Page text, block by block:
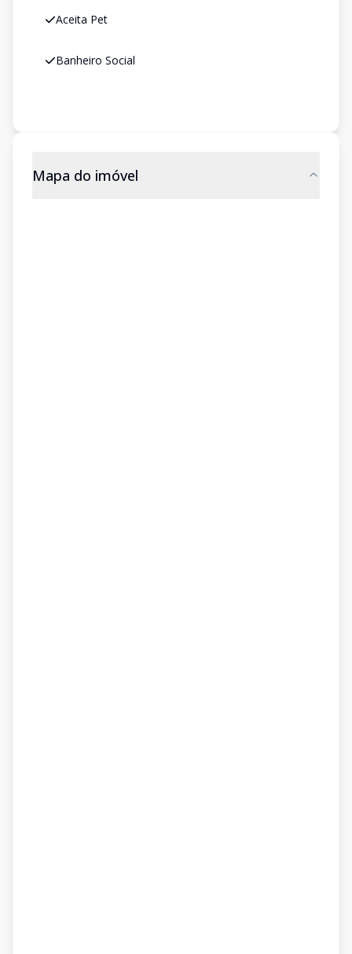
Aceita Pet
Banheiro Social
Mapa do imóvel